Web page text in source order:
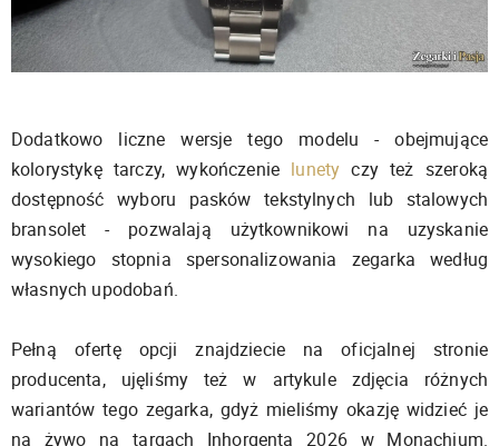
Dodatkowo liczne wersje tego modelu - obejmujące
kolorystykę tarczy, wykończenie lunety czy też szeroką
dostępność wyboru pasków tekstylnych lub stalowych
bransolet - pozwalają użytkownikowi na uzyskanie
wysokiego stopnia spersonalizowania zegarka według
własnych upodobań.
Pełną ofertę opcji znajdziecie na oficjalnej stronie
producenta, ujęliśmy też w artykule zdjęcia różnych
wariantów tego zegarka, gdyż mieliśmy okazję widzieć je
na żywo na targach Inhorgenta 2026 w Monachium.